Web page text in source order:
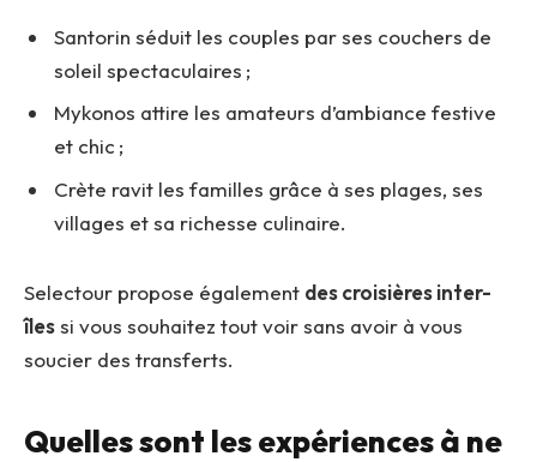
Santorin séduit les couples par ses couchers de
soleil spectaculaires ;
Mykonos attire les amateurs d’ambiance festive
et chic ;
Crète ravit les familles grâce à ses plages, ses
villages et sa richesse culinaire.
Selectour propose également des croisières inter-
îlessi vous souhaitez tout voir sans avoir à vous
soucier des transferts.
Quelles sont les expériences à ne